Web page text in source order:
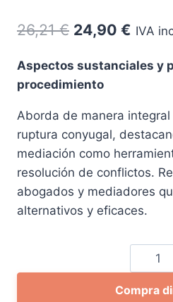
26,21€ El
original
26,21 €.
24,90 € El
actual
IVA
Aspectos sustanciales y
procedimiento
Aborda de manera
ruptura conyugal,
mediación como
resolución de conflictos.
abogados y mediadores
alternativos y eficaces.
Las
Compra